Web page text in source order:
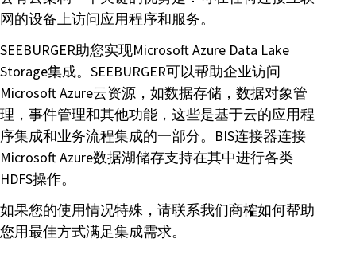
网的设备上访问应用程序和服务。
SEEBURGER助您实现Microsoft Azure Data Lake
Storage集成。SEEBURGER可以帮助企业访问
Microsoft Azure云资源，如数据存储，数据对象管
理，事件管理和其他功能，这些是基于云的应用程
序集成和业务流程集成的一部分。BIS连接器连接
Microsoft Azure数据湖储存支持在其中进行各类
HDFS操作。
如果您的使用情况特殊，请联系我们商榷如何帮助
您用最佳方式满足集成需求。